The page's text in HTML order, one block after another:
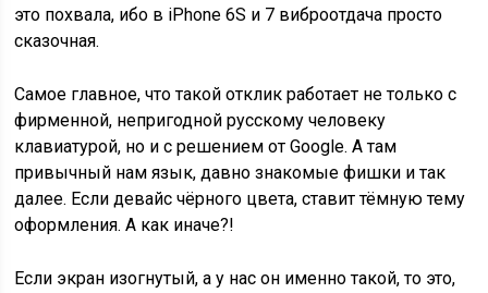
это похвала, ибо в iPhone 6S и 7 виброотдача просто
сказочная.
Самое главное, что такой отклик работает не только с
фирменной, непригодной русскому человеку
клавиатурой, но и с решением от Google. А там
привычный нам язык, давно знакомые фишки и так
далее. Если девайс чёрного цвета, ставит тёмную тему
оформления. А как иначе?!
Если экран изогнутый, а у нас он именно такой, то это,